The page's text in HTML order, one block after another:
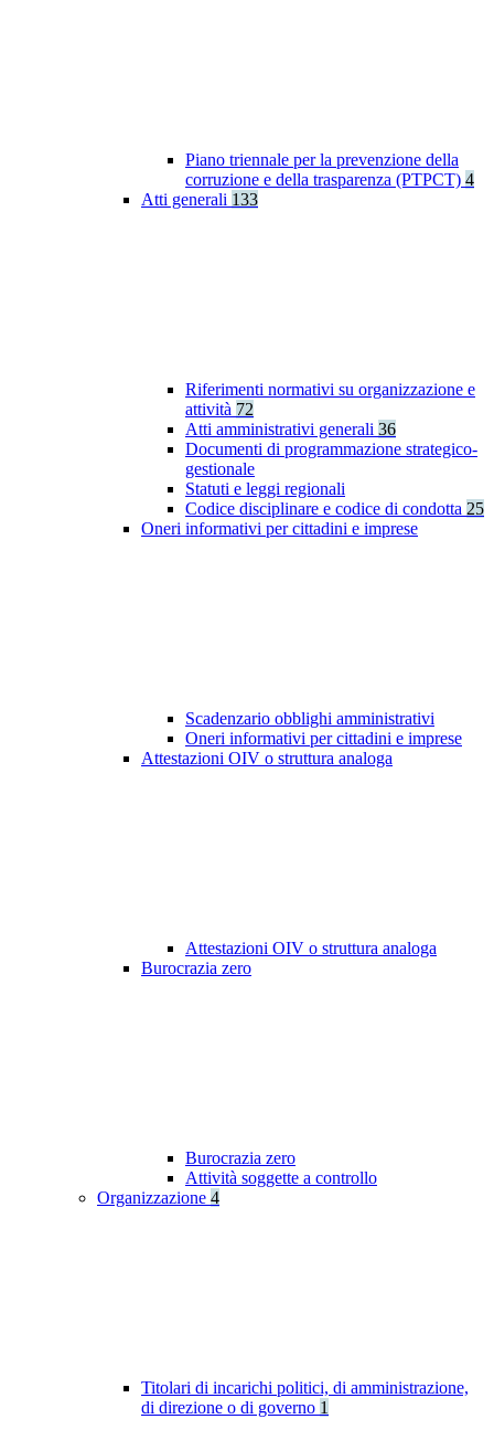
Piano triennale per la prevenzione della
corruzione e della trasparenza (PTPCT) 4
Atti generali 133
Riferimenti normativi su organizzazione e
attività 72
Atti amministrativi generali 36
Documenti di programmazione strategico-
gestionale
Statuti e leggi regionali
Codice disciplinare e codice di condotta 25
Oneri informativi per cittadini e imprese
Scadenzario obblighi amministrativi
Oneri informativi per cittadini e imprese
Attestazioni OIV o struttura analoga
Attestazioni OIV o struttura analoga
Burocrazia zero
Burocrazia zero
Attività soggette a controllo
Organizzazione 4
Titolari di incarichi politici, di amministrazione,
di direzione o di governo 1